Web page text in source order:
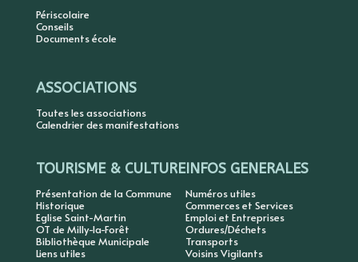
Périscolaire
Conseils
Documents école
ASSOCIATIONS
Toutes les associations
Calendrier des manifestations
TOURISME & CULTURE
Présentation de la Commune
Historique
Eglise Saint-Martin
OT de Milly-la-Forêt
Bibliothèque Municipale
Liens utiles
INFOS GENERALES
Numéros utiles
Commerces et Services
Emploi et Entreprises
Ordures/Déchets
Transports
Voisins Vigilants